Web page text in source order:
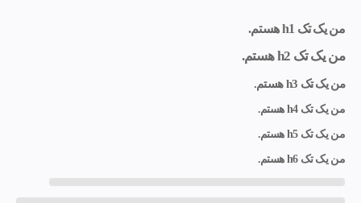
من یک تک h1 هستم.
من یک تک h2 هستم.
من یک تک h3 هستم.
من یک تک h4 هستم.
من یک تک h5 هستم.
من یک تک h6 هستم.